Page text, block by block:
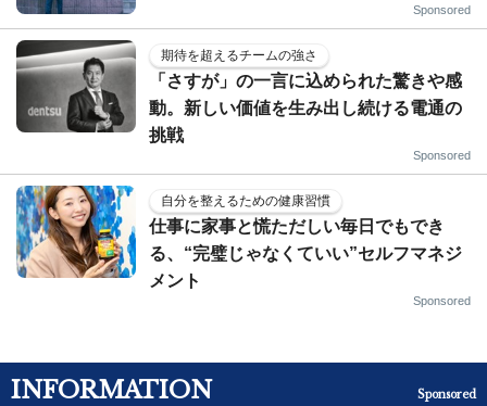
Sponsored
期待を超えるチームの強さ
「さすが」の一言に込められた驚きや感
動。新しい価値を生み出し続ける電通の
挑戦
Sponsored
自分を整えるための健康習慣
仕事に家事と慌ただしい毎日でもでき
る、“完璧じゃなくていい”セルフマネジ
メント
Sponsored
INFORMATION Sponsored